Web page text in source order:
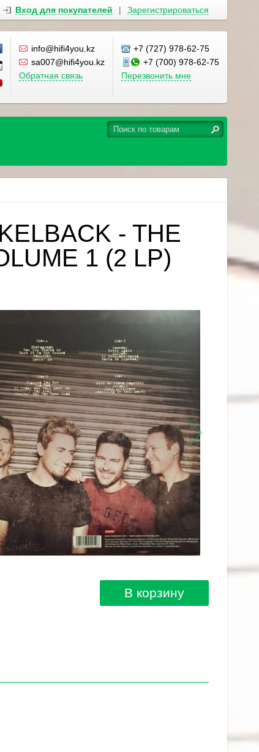
Вход для покупателей | Зарегистрироваться
info@hifi4you.kz
sa007@hifi4you.kz
Обратная связь
+7 (727) 978-62-75
+7 (700) 978-62-75
Перезвонить мне
- THE
1 (2 LP)
В корзину